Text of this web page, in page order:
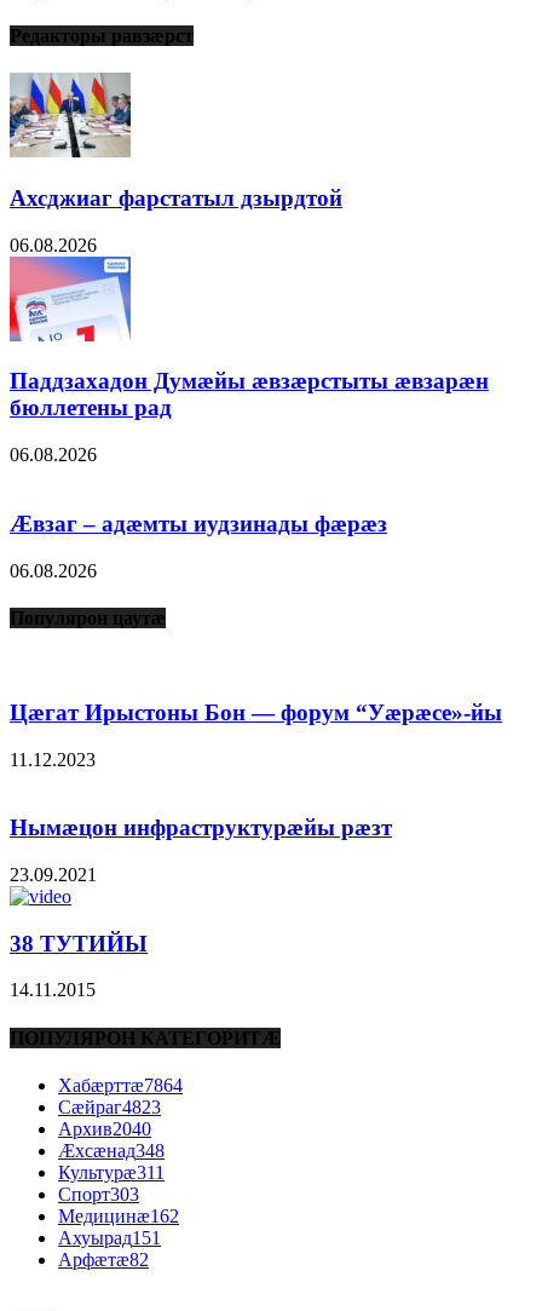
Редакторы равзæрст
Ахсджиаг фарстатыл дзырдтой
06.08.2026
Паддзахадон Думæйы æвзæрстыты æвзарæн
бюллетены рад
06.08.2026
Æвзаг – адæмты иудзинады фæрæз
06.08.2026
Популярон цаутæ
Цæгат Ирыстоны Бон — форум “Уæрæсе»-йы
11.12.2023
Нымæцон инфраструктурæйы рæзт
23.09.2021
38 ТУТИЙЫ
14.11.2015
ПОПУЛЯРОН КАТЕГОРИТÆ
Хабæрттæ7864
Сæйраг4823
Архив2040
Æхсæнад348
Культурæ311
Спорт303
Медицинæ162
Ахуырад151
Арфæтæ82